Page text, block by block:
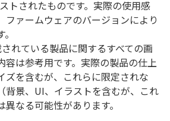
トされたものです。実際の使用感
ファームウェアのバージョンにより
れている製品に関するすべての画
容は参考用です。実際の製品の仕上
ズを含むが、これらに限定されな
背景、UI、イラストを含むが、これ
なる可能性があります。